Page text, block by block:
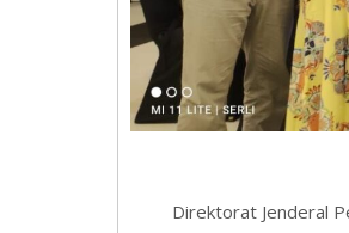
Direktorat Jenderal